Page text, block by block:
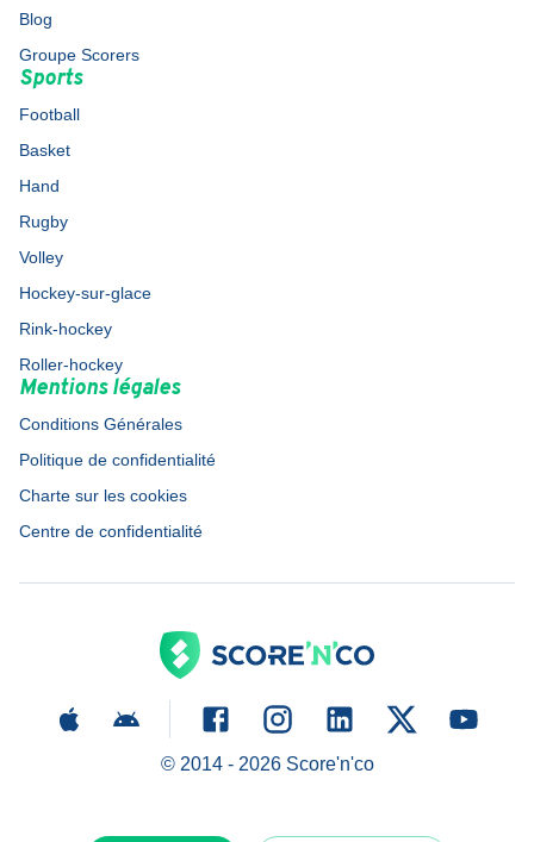
Blog
Groupe Scorers
Sports
Football
Basket
Hand
Rugby
Volley
Hockey-sur-glace
Rink-hockey
Roller-hockey
Mentions légales
Conditions Générales
Politique de confidentialité
Charte sur les cookies
Centre de confidentialité
© 2014 - 2026Score'n'co